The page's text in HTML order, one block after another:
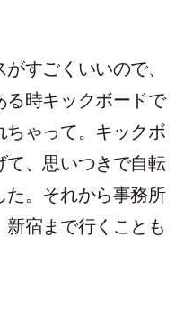
すごくいいので、
る時キックボードで
ちゃって。キックボ
て、思いつきで自転
た。それから事務所
宿まで行くことも